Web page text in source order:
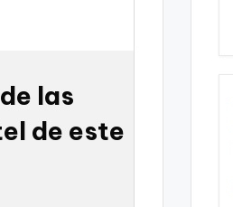
las
de este